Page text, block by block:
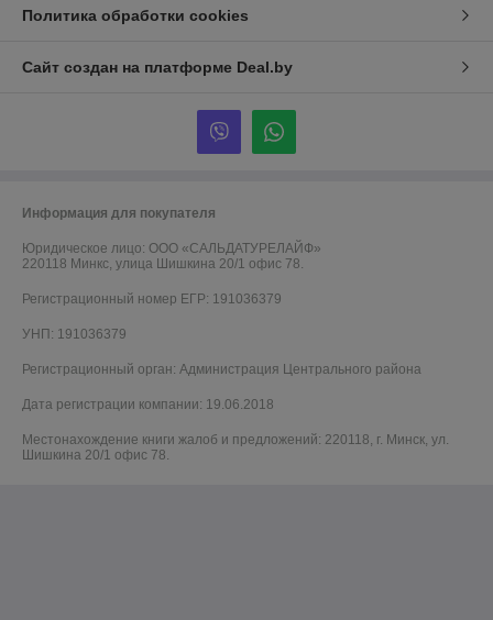
Политика обработки cookies
Сайт создан на платформе Deal.by
Информация для покупателя
Юридическое лицо: ООО «САЛЬДАТУРЕЛАЙФ»
220118 Минкс, улица Шишкина 20/1 офис 78.
Регистрационный номер ЕГР: 191036379
УНП: 191036379
Регистрационный орган: Администрация Центрального района
Дата регистрации компании: 19.06.2018
Местонахождение книги жалоб и предложений: 220118, г. Минск, ул.
Шишкина 20/1 офис 78.